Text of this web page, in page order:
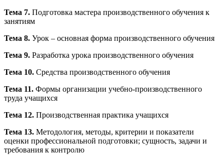
Тема 7. Подготовка мастера производственного обучения к
занятиям
Тема 8. Урок – основная форма производственного обучения
Тема 9. Разработка урока производственного обучения
Тема 10. Средства производственного обучения
Тема 11. Формы организации учебно-производственного
труда учащихся
Тема 12. Производственная практика учащихся
Тема 13. Методология, методы, критерии и показатели
оценки профессиональной подготовки; сущность, задачи и
требования к контролю